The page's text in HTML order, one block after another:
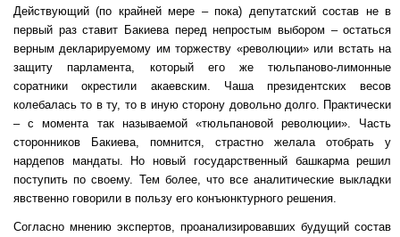
Действующий (по крайней мере – пока) депутатский состав не в
первый раз ставит Бакиева перед непростым выбором – остаться
верным декларируемому им торжеству «революции» или встать на
защиту парламента, который его же тюльпаново-лимонные
соратники окрестили акаевским. Чаша президентских весов
колебалась то в ту, то в иную сторону довольно долго. Практически
– с момента так называемой «тюльпановой революции». Часть
сторонников Бакиева, помнится, страстно желала отобрать у
нардепов мандаты. Но новый государственный башкарма решил
поступить по своему. Тем более, что все аналитические выкладки
явственно говорили в пользу его конъюнктурного решения.
Согласно мнению экспертов, проанализировавших будущий состав